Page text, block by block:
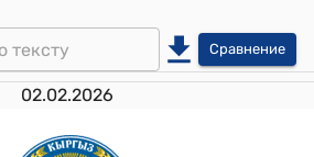
Сравнение
02.02.2026